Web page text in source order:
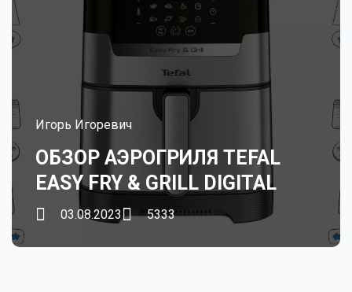
Игорь Игоревич
ОБЗОР АЭРОГРИЛЯ TEFAL
EASY FRY & GRILL DIGITAL
03.08.2023 5333